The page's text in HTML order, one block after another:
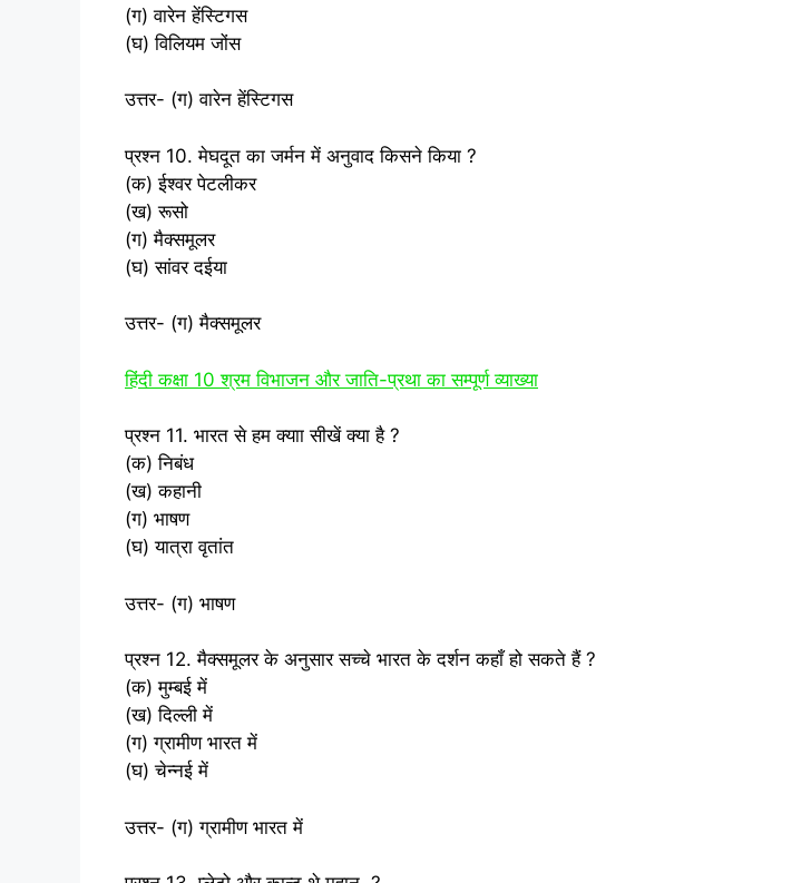
(ग) वारेन हेंस्टिगस
(घ) विलियम जोंस
उत्तर- (ग) वारेन हेंस्टिगस
प्रश्न 10. मेघदूत का जर्मन में अनुवाद किसने किया ?
(क) ईश्‍वर पेटलीकर
(ख) रूसो
(ग) मैक्‍समूलर
(घ) सांवर दईया
उत्तर- (ग) मैक्‍समूलर
हिंदी कक्षा 10 श्रम विभाजन और जाति-प्रथा का सम्‍पूर्ण व्‍याख्‍या
प्रश्न 11. भारत से हम क्‍याा सीखें क्‍या है ?
(क) निबंध
(ख) कहानी
(ग) भाषण
(घ) यात्रा वृतांत
उत्तर- (ग) भाषण
प्रश्न 12. मैक्‍समूलर के अनुसार सच्‍चे भारत के दर्शन कहाँ हो सकते हैं ?
(क) मुम्‍बई में
(ख) दिल्‍ली में
(ग) ग्रामीण भारत में
(घ) चेन्‍नई में
उत्तर- (ग) ग्रामीण भारत में